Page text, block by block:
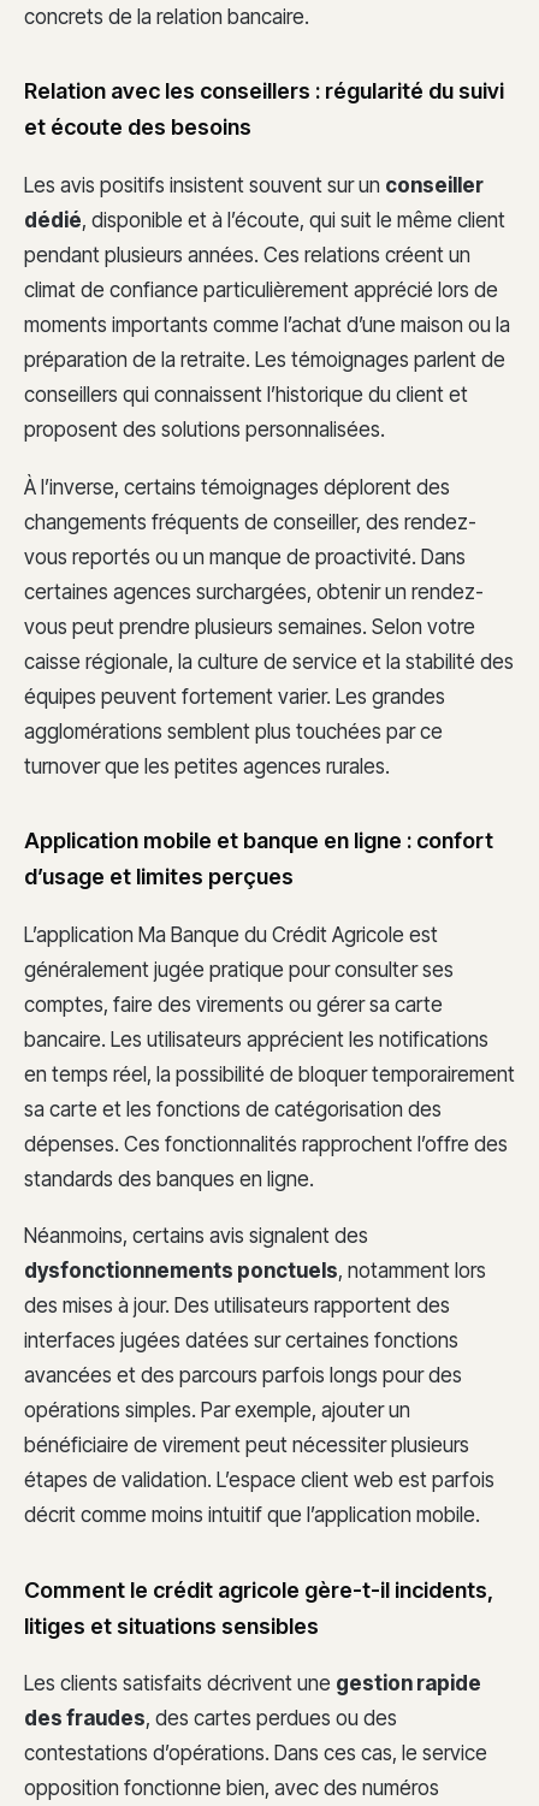
concrets de la relation bancaire.
Relation avec les conseillers : régularité du suivi
et écoute des besoins
Les avis positifs insistent souvent sur un conseiller
dédié, disponible et à l’écoute, qui suit le même client
pendant plusieurs années. Ces relations créent un
climat de confiance particulièrement apprécié lors de
moments importants comme l’achat d’une maison ou la
préparation de la retraite. Les témoignages parlent de
conseillers qui connaissent l’historique du client et
proposent des solutions personnalisées.
À l’inverse, certains témoignages déplorent des
changements fréquents de conseiller, des rendez-
vous reportés ou un manque de proactivité. Dans
certaines agences surchargées, obtenir un rendez-
vous peut prendre plusieurs semaines. Selon votre
caisse régionale, la culture de service et la stabilité des
équipes peuvent fortement varier. Les grandes
agglomérations semblent plus touchées par ce
turnover que les petites agences rurales.
Application mobile et banque en ligne : confort
d’usage et limites perçues
L’application Ma Banque du Crédit Agricole est
généralement jugée pratique pour consulter ses
comptes, faire des virements ou gérer sa carte
bancaire. Les utilisateurs apprécient les notifications
en temps réel, la possibilité de bloquer temporairement
sa carte et les fonctions de catégorisation des
dépenses. Ces fonctionnalités rapprochent l’offre des
standards des banques en ligne.
Néanmoins, certains avis signalent des
dysfonctionnements ponctuels, notamment lors
des mises à jour. Des utilisateurs rapportent des
interfaces jugées datées sur certaines fonctions
avancées et des parcours parfois longs pour des
opérations simples. Par exemple, ajouter un
bénéficiaire de virement peut nécessiter plusieurs
étapes de validation. L’espace client web est parfois
décrit comme moins intuitif que l’application mobile.
Comment le crédit agricole gère-t-il incidents,
litiges et situations sensibles
Les clients satisfaits décrivent une gestion rapide
des fraudes, des cartes perdues ou des
contestations d’opérations. Dans ces cas, le service
opposition fonctionne bien, avec des numéros